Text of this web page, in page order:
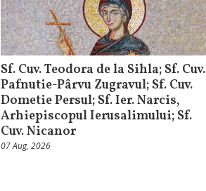
Sf. Cuv. Teodora de la Sihla; Sf. Cuv.
Pafnutie-Pârvu Zugravul; Sf. Cuv.
Dometie Persul; Sf. Ier. Narcis,
Arhiepiscopul Ierusalimului; Sf.
Cuv. Nicanor
07 Aug, 2026